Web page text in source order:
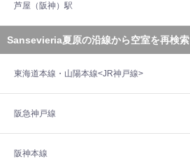
芦屋（阪神）駅
Sansevieria夏原の沿線から空室を再検索
東海道本線・山陽本線<JR神戸線>
阪急神戸線
阪神本線